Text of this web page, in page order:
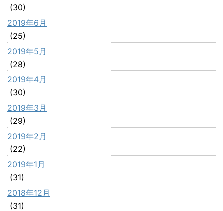
(30)
2019年6月
(25)
2019年5月
(28)
2019年4月
(30)
2019年3月
(29)
2019年2月
(22)
2019年1月
(31)
2018年12月
(31)